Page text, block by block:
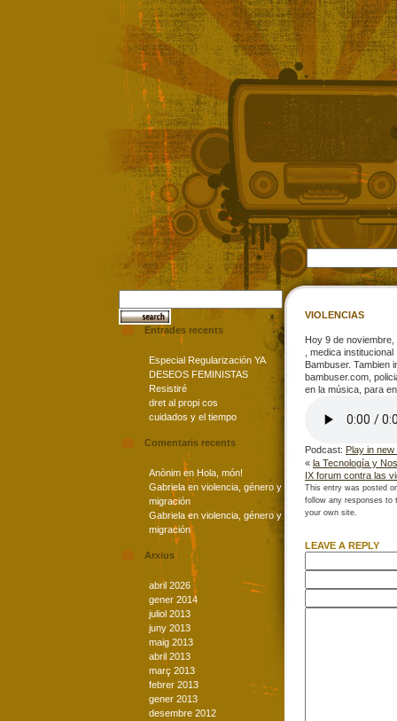
Entrades recents
Especial Regularización YA
DESEOS FEMINISTAS
Resistiré
dret al propi cos
cuidados y el tiempo
Comentaris recents
Anònim en Hola, món!
Gabrielaen violencia, género y
migración
Gabriela en violencia, género y
migración
Arxius
abril 2026
gener 2014
juliol 2013
juny 2013
maig 2013
abril 2013
març 2013
febrer 2013
gener 2013
desembre 2012
VIOLENCIAS
Hoy 9 de
, medica
Bambuser. Tambien
bambuser.com,
en la música, para
Podcast: Play in new
« la Tecnología y
IX forum contra las
This entry was posted
follow any responses
your own site.
LEAVE A REPLY